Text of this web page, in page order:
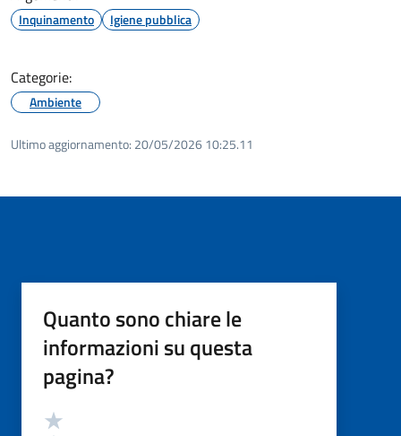
Inquinamento Igiene pubblica
Categorie:
Ambiente
Ultimo aggiornamento: 20/05/2026 10:25.11
Quanto sono chiare le
informazioni su questa
pagina?
Valutazione